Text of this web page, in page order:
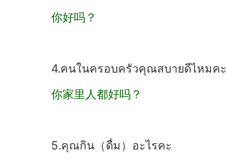
你好吗？
4.คนในครอบครัวคุณสบายดีไหมคะ
你家里人都好吗？
5.คุณกิน（ดื่ม）อะไรคะ